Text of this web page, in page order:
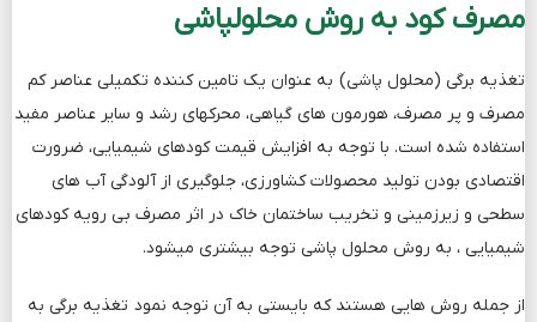
مصرف کود به روش محلولپاشی
تغذیه برگی (محلول پاشی) به عنوان یک تامین کننده تکمیلی عناصر کم
مصرف و پر مصرف، هورمون های گیاهی، محرک­های رشد و سایر عناصر مفید
استفاده شده است. با توجه به افزایش قیمت کودهای شیمیایی، ضرورت
اقتصادی بودن تولید محصولات کشاورزی، جلوگیری از آلودگی آب های
سطحی و زیرزمینی و تخریب ساختمان خاک در اثر مصرف بی رویه کودهای
شیمیایی ، به روش محلول پاشی توجه بیشتری می­شود.
از جمله روش هایی هستند که بایستی به آن توجه نمود تغذیه برگی به